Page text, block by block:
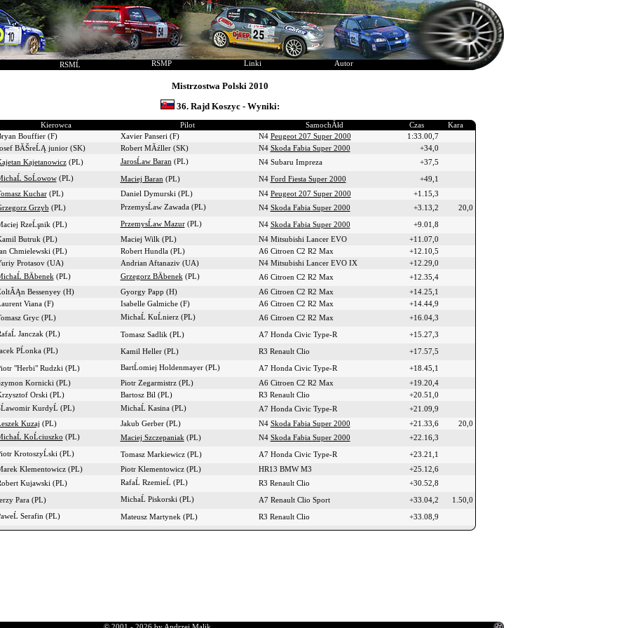
RSMĹ RSMP Linki Autor
Mistrzostwa Polski 2010
36. Rajd Koszyc - Wyniki:
Kierowca Pilot SamochĂłd Czas
Kara
Bouffier (F)
Xavier Panseri (F) N4 Peugeot 207 Super 2000
1:33.00,7
BĂŠreĹĄ junior (SK)
Robert MĂźller (SK) N4 Skoda Fabia Super 2000
+34,0
Kajetanowicz(PL) JarosĹaw Baran (PL) N4 Subaru Impreza +37,5
SoĹowow(PL) Maciej Baran (PL) N4 Ford Fiesta Super 2000
+49,1
Kuchar(PL) Daniel Dymurski (PL) N4 Peugeot 207 Super 2000
+1.15,3
Grzyb (PL) PrzemysĹaw Zawada (PL) N4 Skoda Fabia Super 2000 +3.13,2 20,0
RzeĹşnik (PL) PrzemysĹaw Mazur(PL) N4 Skoda Fabia Super 2000
+9.01,8
Butruk (PL)
Maciej Wilk (PL) N4 Mitsubishi Lancer EVO
+11.07,0
Chmielewski (PL)
Robert Hundla (PL) A6 Citroen C2 R2 Max
+12.10,5
Protasov (UA)
Andrian Aftanaziv (UA) N4 Mitsubishi Lancer EVO IX
+12.29,0
BÄbenek (PL) Grzegorz BÄbenek (PL) A6 Citroen C2 R2 Max
+12.35,4
Bessenyey (H)
Gyorgy Papp (H) A6 Citroen C2 R2 Max
+14.25,1
Viana (F)
Isabelle Galmiche (F) A6 Citroen C2 R2 Max
+14.44,9
Gryc (PL)
MichaĹ KuĹnierz (PL) A6 Citroen C2 R2 Max +16.04,3
Janczak (PL) Tomasz Sadlik (PL) A7 Honda Civic Type-R +15.27,3
PĹonka (PL) Kamil Heller (PL) R3 Renault Clio +17.57,5
"Herbi" Rudzki (PL) BartĹomiej Holdenmayer (PL) A7 Honda Civic Type-R
+18.45,1
Kornicki (PL)
Piotr Zegarmistrz (PL) A6 Citroen C2 R2 Max
+19.20,4
Orski (PL)
Bartosz Bil (PL) R3 Renault Clio
+20.51,0
KurdyĹ (PL)
MichaĹ Kasina (PL) A7 Honda Civic Type-R
+21.09,9
Kuzaj (PL) Jakub Gerber (PL) N4 Skoda Fabia Super 2000 +21.33,6
20,0
KoĹciuszko (PL) Maciej Szczepaniak (PL) N4 Skoda Fabia Super 2000 +22.16,3
KrotoszyĹski (PL) Tomasz Markiewicz (PL) A7 Honda Civic Type-R
+23.21,1
Klementowicz (PL)
Piotr Klementowicz (PL) HR13 BMW M3
+25.12,6
Kujawski (PL)
RafaĹ RzemieĹ (PL) R3 Renault Clio +30.52,8
Para (PL) MichaĹ Piskorski (PL) A7 Renault Clio Sport +33.04,2 1.50,0
Serafin (PL) Mateusz Martynek (PL) R3 Renault Clio +33.08,9